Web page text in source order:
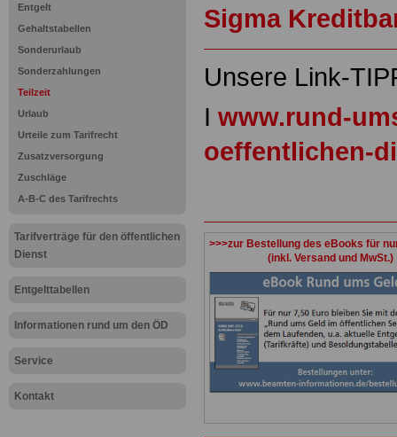
Entgelt
Gehaltstabellen
Sonderurlaub
Sonderzahlungen
Teilzeit
Urlaub
Urteile zum Tarifrecht
Zusatzversorgung
Zuschläge
A-B-C des Tarifrechts
Tarifverträge für den öffentlichen
Dienst
Entgelttabellen
Informationen rund um den ÖD
Service
Kontakt
Sigma
Unsere Link-
I www.rund-
oeffentlichen-
>>>zur Bestellung des eBooks für
(inkl. Versand und MwSt.)